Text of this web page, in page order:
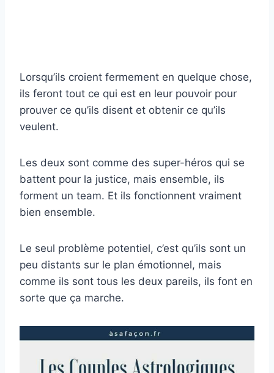
Lorsqu’ils croient fermement en quelque chose,
ils feront tout ce qui est en leur pouvoir pour
prouver ce qu’ils disent et obtenir ce qu’ils
veulent.
Les deux sont comme des super-héros qui se
battent pour la justice, mais ensemble, ils
forment un team. Et ils fonctionnent vraiment
bien ensemble.
Le seul problème potentiel, c’est qu’ils sont un
peu distants sur le plan émotionnel, mais
comme ils sont tous les deux pareils, ils font en
sorte que ça marche.